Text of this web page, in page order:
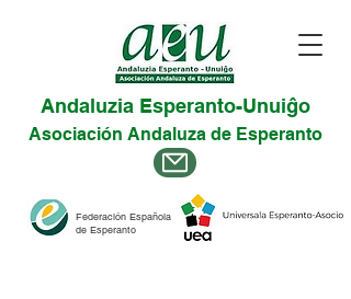
Federación Española
de Esperanto
Andaluzia Esperanto-Unuiĝo
Asociación Andaluza de Esperanto